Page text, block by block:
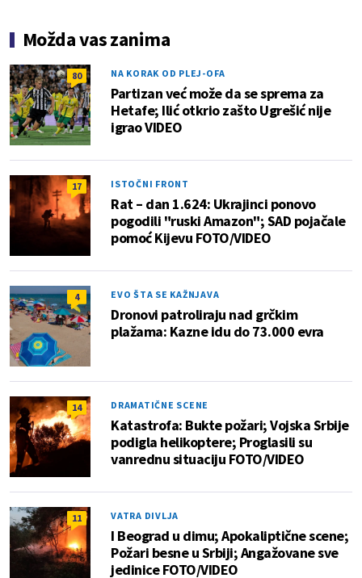
Možda vas zanima
80 NA KORAK OD PLEJ-OFA
Partizan već može da se sprema za
Hetafe; Ilić otkrio zašto Ugrešić nije
igrao VIDEO
17 ISTOČNI FRONT
Rat – dan 1.624: Ukrajinci ponovo
pogodili "ruski Amazon"; SAD pojačale
pomoć Kijevu FOTO/VIDEO
4 EVO ŠTA SE KAŽNJAVA
Dronovi patroliraju nad grčkim
plažama: Kazne idu do 73.000 evra
14 DRAMATIČNE SCENE
Katastrofa: Bukte požari; Vojska Srbije
podigla helikoptere; Proglasili su
vanrednu situaciju FOTO/VIDEO
11 VATRA DIVLJA
I Beograd u dimu; Apokaliptične scene;
Požari besne u Srbiji; Angažovane sve
jedinice FOTO/VIDEO